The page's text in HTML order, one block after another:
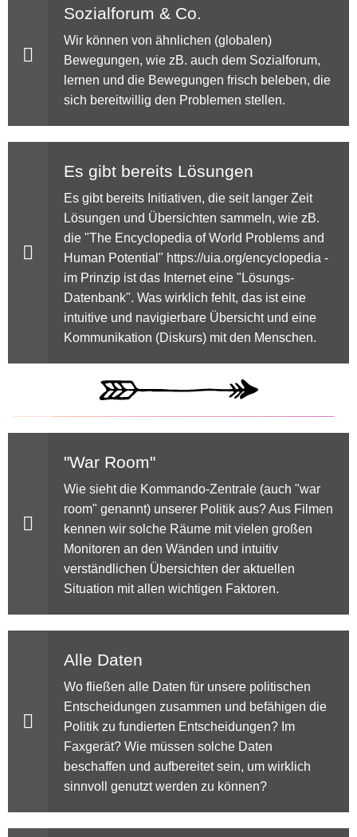
Sozialforum & Co.
Wir können von ähnlichen (globalen)
Bewegungen, wie zB. auch dem Sozialforum,
lernen und die Bewegungen frisch beleben, die
sich bereitwillig den Problemen stellen.
Es gibt bereits Lösungen
Es gibt bereits Initiativen, die seit langer Zeit
Lösungen und Übersichten sammeln, wie zB.
die "The Encyclopedia of World Problems and
Human Potential" https://uia.org/encyclopedia -
im Prinzip ist das Internet eine "Lösungs-
Datenbank". Was wirklich fehlt, das ist eine
intuitive und navigierbare Übersicht und eine
Kommunikation (Diskurs) mit den Menschen.
"War Room"
Wie sieht die Kommando-Zentrale (auch "war
room" genannt) unserer Politik aus? Aus Filmen
kennen wir solche Räume mit vielen großen
Monitoren an den Wänden und intuitiv
verständlichen Übersichten der aktuellen
Situation mit allen wichtigen Faktoren.
Alle Daten
Wo fließen alle Daten für unsere politischen
Entscheidungen zusammen und befähigen die
Politik zu fundierten Entscheidungen? Im
Faxgerät? Wie müssen solche Daten
beschaffen und aufbereitet sein, um wirklich
sinnvoll genutzt werden zu können?